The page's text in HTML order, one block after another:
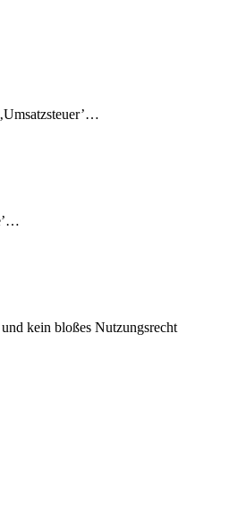
kein bloßes Nutzungsrecht